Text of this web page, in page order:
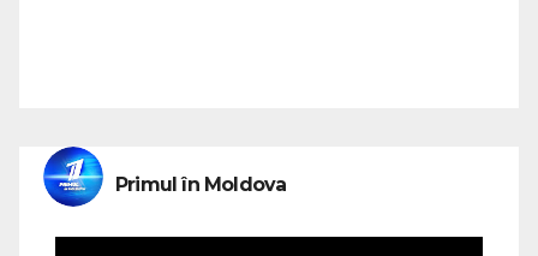
Primul în Moldova